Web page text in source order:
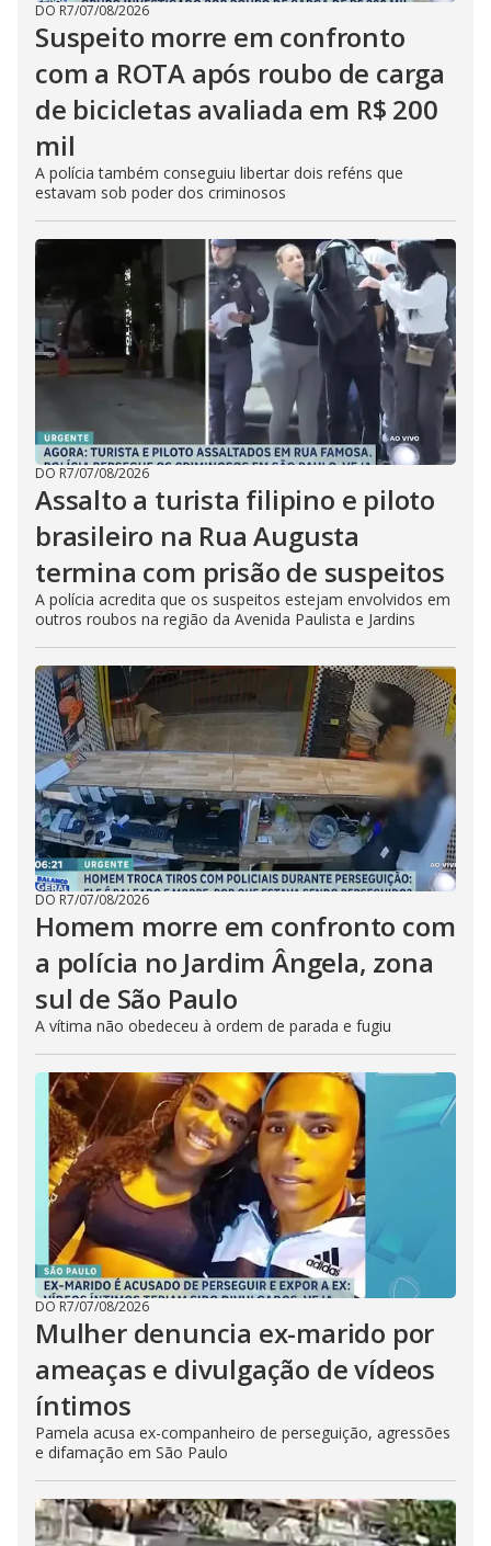
DO R7/07/08/2026
Suspeito morre em confronto
com a ROTA após roubo de carga
de bicicletas avaliada em R$ 200
mil
A polícia também conseguiu libertar dois reféns que
estavam sob poder dos criminosos
DO R7/07/08/2026
Assalto a turista filipino e piloto
brasileiro na Rua Augusta
termina com prisão de suspeitos
A polícia acredita que os suspeitos estejam envolvidos em
outros roubos na região da Avenida Paulista e Jardins
DO R7/07/08/2026
Homem morre em confronto com
a polícia no Jardim Ângela, zona
sul de São Paulo
A vítima não obedeceu à ordem de parada e fugiu
DO R7/07/08/2026
Mulher denuncia ex-marido por
ameaças e divulgação de vídeos
íntimos
Pamela acusa ex-companheiro de perseguição, agressões
e difamação em São Paulo